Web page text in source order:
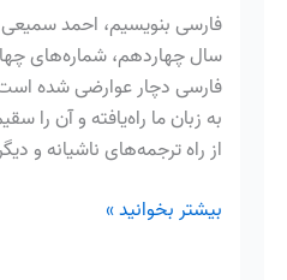
فارسی بنویسیم، احمد
سال چهاردهم، شماره‌های
فارسی دچار عوارضی شده
به زبان ما راه‌یافته و آن
از راه ترجمه‌های ناشیانه و
بیشتر بخوانید »